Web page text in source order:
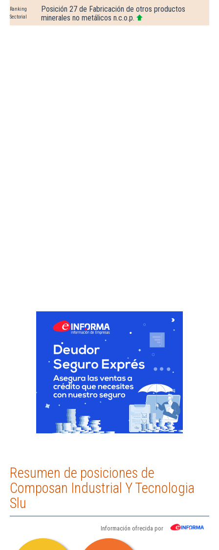
Ranking
Sectorial
Posición 27 de Fabricación de otros productos
minerales no metálicos n.c.o.p.
Resumen de posiciones de
Composan Industrial Y Tecnologia
Slu
Información ofrecida por